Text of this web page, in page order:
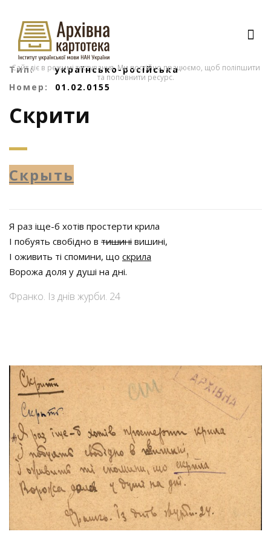
Сайт діє в режимі тестування. Ми постійно працюємо, щоб поліпшити
та поповнити ресурс.
Тип:
українсько-російська
Номер:
01.02.0155
Скрити
Скрыть
Я раз іще-б хотів простерти крила
І побуять свобідно в тишині вишині,
І оживить ті спомини, що скрила
Ворожа доля у душі на дні.
Франко. Із днів журби. 24